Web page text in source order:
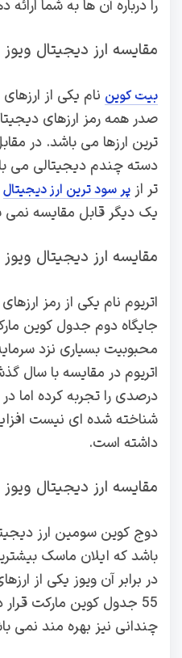
را درباره آن ها به شما ارائه
مقایسه ارز دیجیتال
بیت کوین نام یکی از
صدر همه رمز ارزهای
ترین ارزها می باشد. در
دسته چندم دیجیتالی می
تر از پر سود ترین ارز دیجیتال
یک دیگر قابل مقایسه نمی
مقایسه ارز دیجیتال ویوز
اتریوم نام یکی از رمز
جایگاه دوم جدول کوین
محبوبیت بسیاری نزد
درصدی را تجربه کرده اما
داشته است.
مقایسه ارز دیجیتال
دوج کوین سومین ارز
باشد که ایلان ماسک
در برابر آن ویوز یکی از
55 جدول کوین مارکت
چندانی نیز بهره مند نمی